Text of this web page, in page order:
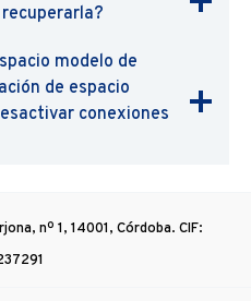
modelo de
de espacio
conexiones
nº 1, 14001, Córdoba. CIF: